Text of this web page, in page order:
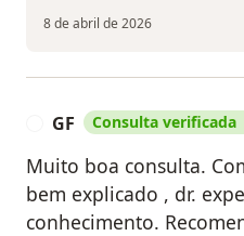
8 de abril de 2026
GF Consulta verificada
Muito boa consulta.
bem explicado , dr.
conhecimento.